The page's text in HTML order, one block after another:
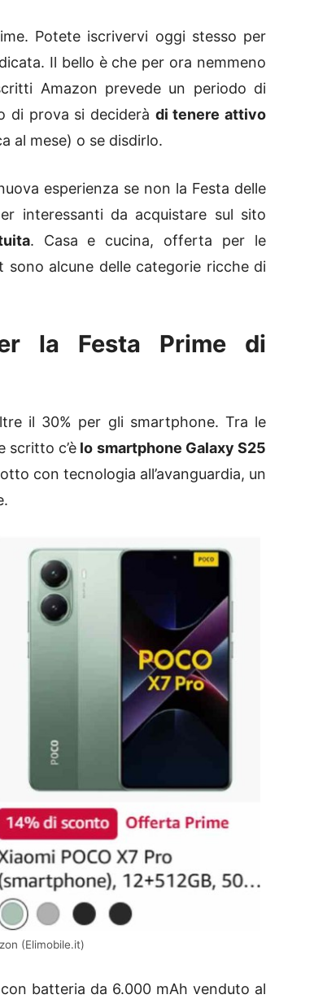
Potete iscrivervi oggi stesso per
Il bello è che per ora nemmeno
Amazon prevede un periodo di
di prova si deciderà di tenere attivo
al mese) o se disdirlo.
esperienza se non la Festa delle
interessanti da acquistare sul sito
. Casa e cucina, offerta per le
sono alcune delle categorie ricche di
la Festa Prime di
il 30% per gli smartphone. Tra le
scritto c’è lo smartphone Galaxy S25
con tecnologia all’avanguardia, un
(Elimobile.it)
batteria da 6.000 mAh venduto al